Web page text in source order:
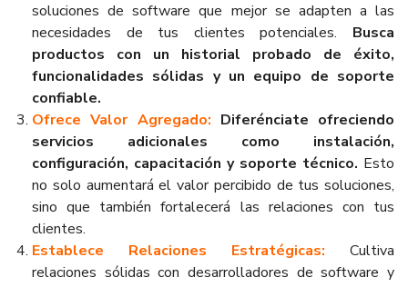
soluciones de software que mejor se adapten a las
necesidades de tus clientes potenciales. Busca
productos con un historial probado de éxito,
funcionalidades sólidas y un equipo de soporte
confiable.
Ofrece Valor Agregado: Diferénciate ofreciendo
servicios adicionales como instalación,
configuración, capacitación y soporte técnico. Esto
no solo aumentará el valor percibido de tus soluciones,
sino que también fortalecerá las relaciones con tus
clientes.
Establece Relaciones Estratégicas: Cultiva
relaciones sólidas con desarrolladores de software y